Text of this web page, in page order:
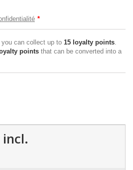
*
can collect up to 15 loyalty points.
points that can be converted into a
incl.